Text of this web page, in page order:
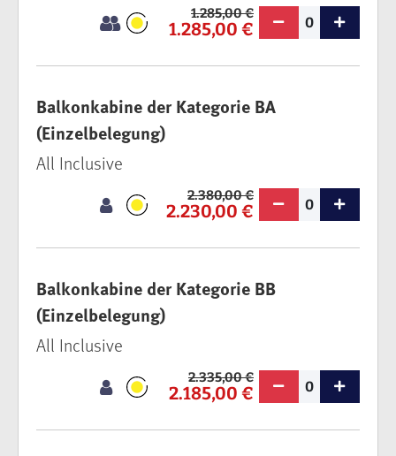
1.285,00 €
1.285,00 € 0
Balkonkabine der Kategorie BA
(Einzelbelegung)
2.380,00 €
2.230,00 € 0
All Inclusive
Balkonkabine der Kategorie BB
(Einzelbelegung)
2.335,00 €
2.185,00 € 0
All Inclusive